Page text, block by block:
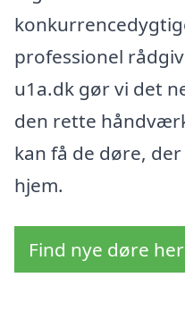
professionel
u1a.dk gør vi det
den rette
kan få de døre,
hjem.
Find nye døre